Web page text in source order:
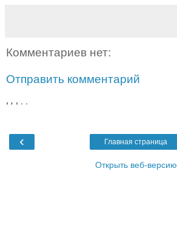
Комментариев нет:
Отправить комментарий
, , , , ,
‹ Главная страница
Открыть веб-версию